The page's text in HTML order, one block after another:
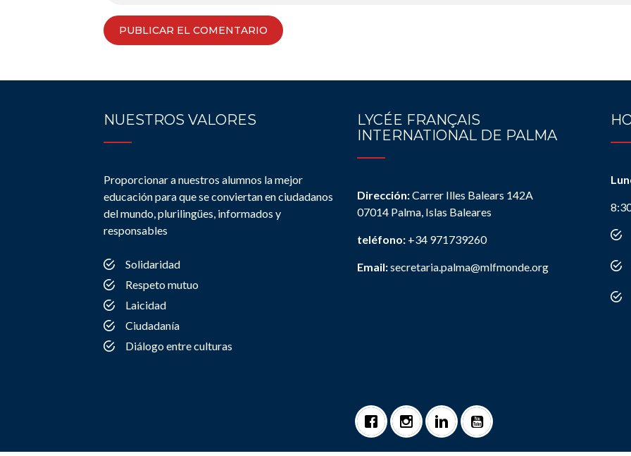
NUESTROS VALORES
Proporcionar a nuestros alumnos la mejor
educación para que se conviertan en ciudadanos
del mundo, plurilingües, informados y
responsables
Solidaridad
Respeto mutuo
Laicidad
Ciudadanía
Diálogo entre culturas
LYCÉE FRANÇAIS
INTERNATIONAL DE PALMA
Dirección:Carrer Illes Balears 142A
07014 Palma, Islas Baleares
teléfono: +34 971739260
Email:secretaria.palma@mlfmonde.org